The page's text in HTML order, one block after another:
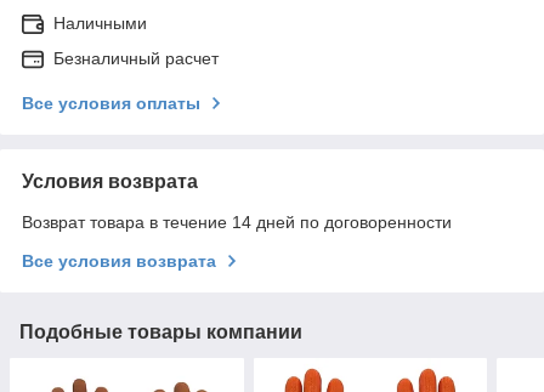
Наличными
Безналичный расчет
Все условия оплаты
Условия возврата
Возврат товара в течение 14 дней по договоренности
Все условия возврата
Подобные товары компании